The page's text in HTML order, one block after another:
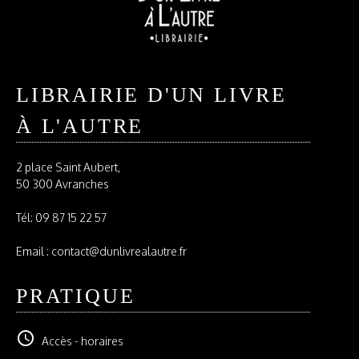
LIBRAIRIE D'UN LIVRE
À L'AUTRE
2 place Saint Aubert,
50 300 Avranches
Tél: 09 87 15 22 57
Email : contact@dunlivrealautre.fr
PRATIQUE
schedule Accès - horaires